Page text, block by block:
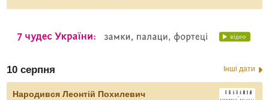
10 серпня Інші дати
Народився Леонтій Похилевич